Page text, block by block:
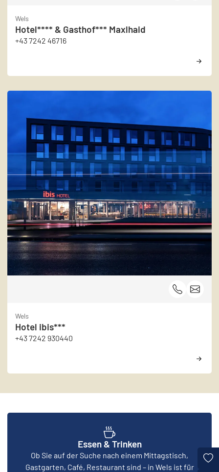
Wels
Hotel**** & Gasthof*** Maxlhaid
+43 7242 46716
Wels
Hotel ibis***
+43 7242 930440
Essen & Trinken
Ob Sie auf der Suche nach einem Mittagstisch,
Gastgarten, Café, Restaurant sind – in Wels ist für